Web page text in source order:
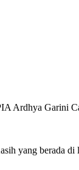
Ardhya Garini
yang berada